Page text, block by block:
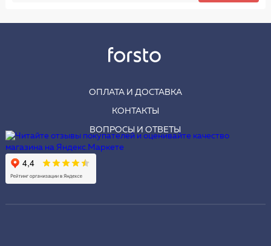
ОПЛАТА И ДОСТАВКА
КОНТАКТЫ
ВОПРОСЫ И ОТВЕТЫ